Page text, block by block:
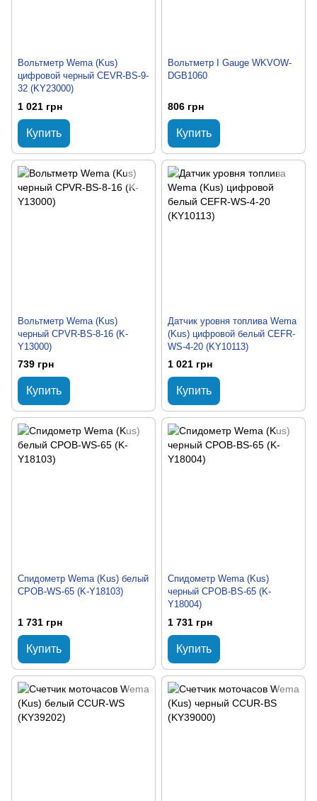
Вольтметр Wema (Kus)
цифровой черный CEVR-BS-9-
32 (KY23000)
1 021 грн
Купить
Вольтметр I Gauge WKVOW-
DGB1060
806 грн
Купить
Вольтметр Wema (Kus)
черный CPVR-BS-8-16 (K-
Y13000)
739 грн
Купить
Датчик уровня топлива Wema
(Kus) цифровой белый CEFR-
WS-4-20 (KY10113)
1 021 грн
Купить
Спидометр Wema (Kus) белый
CPOB-WS-65 (K-Y18103)
1 731 грн
Купить
Спидометр Wema (Kus)
черный CPOB-BS-65 (K-
Y18004)
1 731 грн
Купить